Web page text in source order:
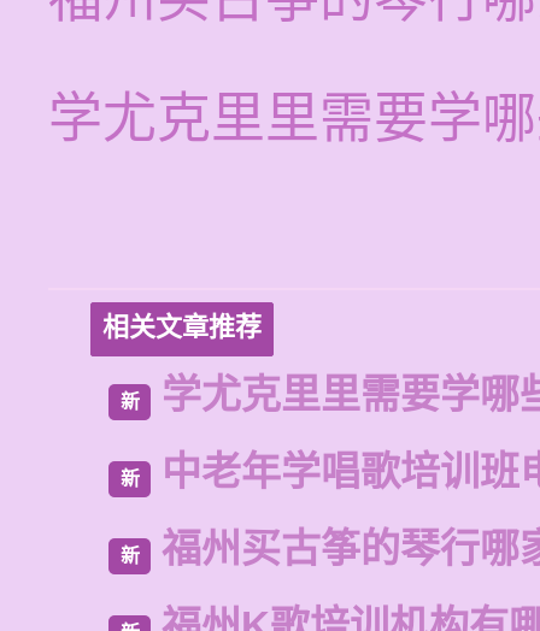
学尤克里里需要学
相关文章推荐
新 学尤克里里需要学哪
新 中老年学唱歌培训班
新 福州买古筝的琴行哪